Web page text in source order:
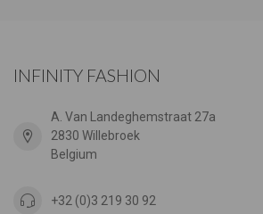
INFINITY FASHION
A. Van Landeghemstraat 27a
2830 Willebroek
Belgium
+32 (0)3 219 30 92